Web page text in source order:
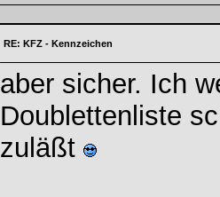
RE: KFZ - Kennzeichen
aber sicher. Ich
Doublettenliste
zuläßt